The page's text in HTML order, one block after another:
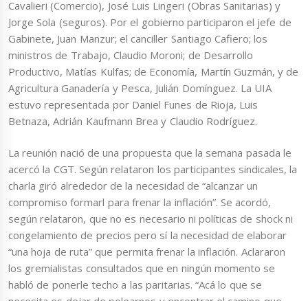
Cavalieri (Comercio), José Luis Lingeri (Obras Sanitarias) y
Jorge Sola (seguros). Por el gobierno participaron el jefe de
Gabinete, Juan Manzur; el canciller Santiago Cafiero; los
ministros de Trabajo, Claudio Moroni; de Desarrollo
Productivo, Matías Kulfas; de Economía, Martín Guzmán, y de
Agricultura Ganadería y Pesca, Julián Domínguez. La UIA
estuvo representada por Daniel Funes de Rioja, Luis
Betnaza, Adrián Kaufmann Brea y Claudio Rodríguez.
La reunión nació de una propuesta que la semana pasada le
acercó la CGT. Según relataron los participantes sindicales, la
charla giró alrededor de la necesidad de “alcanzar un
compromiso formarl para frenar la inflación”. Se acordó,
según relataron, que no es necesario ni políticas de shock ni
congelamiento de precios pero sí la necesidad de elaborar
“una hoja de ruta” que permita frenar la inflación. Aclararon
los gremialistas consultados que en ningún momento se
habló de ponerle techo a las paritarias. “Acá lo que se